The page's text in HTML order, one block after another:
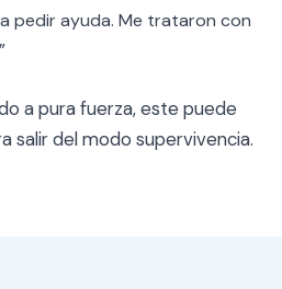
pedir ayuda. Me trataron con
a pura fuerza, este puede
salir del modo supervivencia.